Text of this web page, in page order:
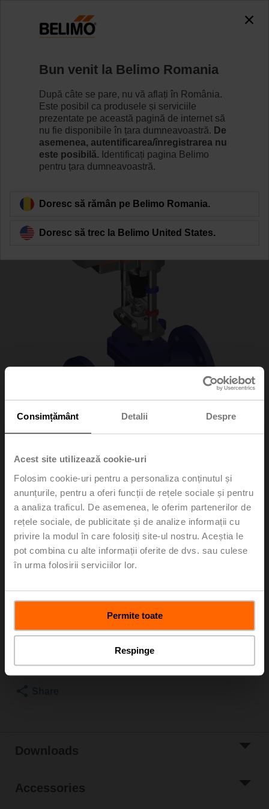
Consimțământ Detalii Despre
Acest site utilizează cookie-uri
Folosim cookie-uri pentru a personaliza conținutul și
anunțurile, pentru a oferi funcții de rețele sociale și pentru
a analiza traficul. De asemenea, le oferim partenerilor de
rețele sociale, de publicitate și de analize informații cu
privire la modul în care folosiți site-ul nostru. Aceștia le
pot combina cu alte informații oferite de dvs. sau culese
în urma folosirii serviciilor lor.
Permite toate
Respinge
H6100S/AVK230A-3
Learn more
H6100S/AVK230A-3
Globe valve, 2-way, DN 100, Flange, PN 16, ps
1600 kPa, Kvs 145 m³/h, Fluid temperature 5...150°C
[41...302°F]
Globe valve actuator fail-safe NC/NO, 2000 N,
AC 100...240 V, 3-point, 150 s, Stroke 32 mm, IP54
Actuator supplied separately
Please contact your local Sales Representative for
Add to Cart
List
Downloads
Accessories
Bun venit la Belimo Romania
După câte se pare, nu vă aflați în România.
Este posibil ca produsele și serviciile
prezentate pe această pagină de internet să
nu fie disponibile în țara dumneavoastră. De
asemenea, autentificarea/înregistrarea nu
este posibilă. Identificați pagina Belimo
pentru țara dumneavoastră.
Doresc să rămân pe Belimo Romania.
Doresc să trec la Belimo United States.